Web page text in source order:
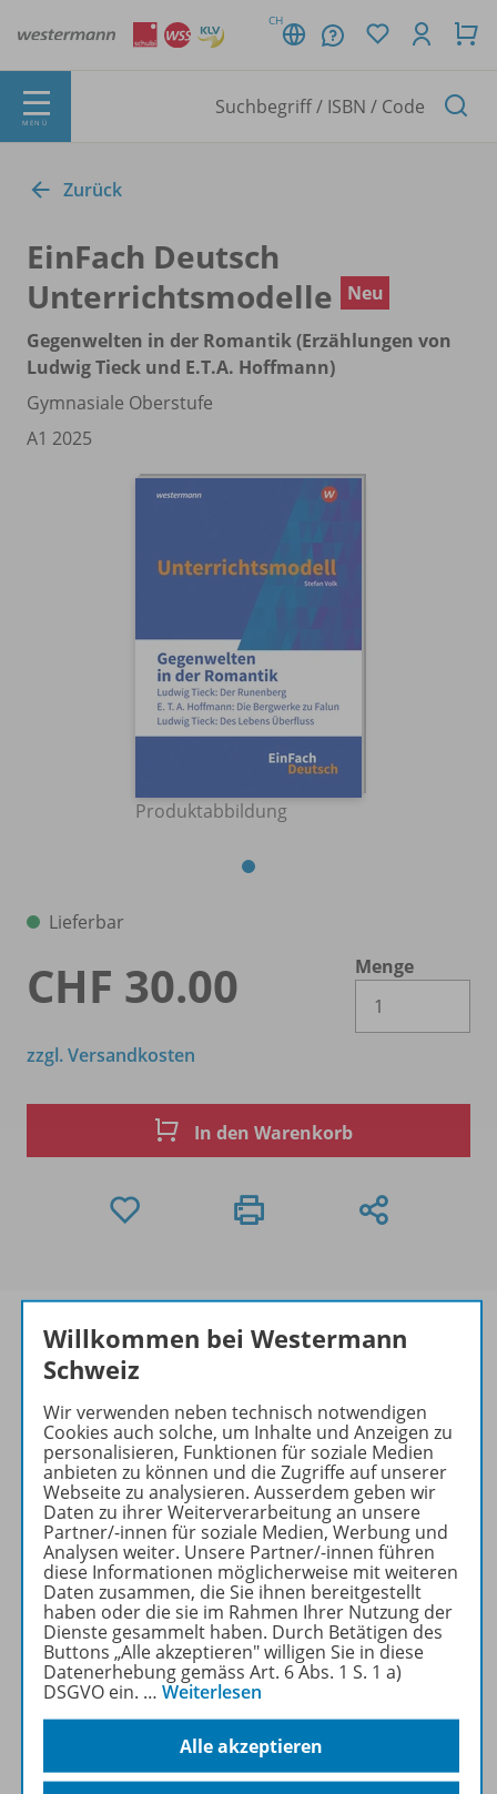
CH
MENÜ
Zurück
EinFach Deutsch
Unterrichtsmodelle
Neu
Gegenwelten in der Romantik (Erzählungen von
Ludwig Tieck und E.T.A. Hoffmann)
Gymnasiale Oberstufe
A1 2025
Produktabbildung
Lieferbar
CHF 30.00
Menge
zzgl. Versandkosten
In den Warenkorb
Beschreibung
Zugehörige Produkte
Inhaltsverzeichnis
Empfehlungen der Redaktion
Willkommen bei Westermann
Schweiz
Wir verwenden neben technisch notwendigen
Cookies auch solche, um Inhalte und Anzeigen zu
personalisieren, Funktionen für soziale Medien
anbieten zu können und die Zugriffe auf unserer
Webseite zu analysieren. Ausserdem geben wir
Daten zu ihrer Weiterverarbeitung an unsere
Partner/-innen für soziale Medien, Werbung und
Analysen weiter. Unsere Partner/-innen führen
diese Informationen möglicherweise mit weiteren
Daten zusammen, die Sie ihnen bereitgestellt
haben oder die sie im Rahmen Ihrer Nutzung der
Dienste gesammelt haben. Durch Betätigen des
Buttons „Alle akzeptieren" willigen Sie in diese
Datenerhebung gemäss Art. 6 Abs. 1 S. 1 a)
DSGVO ein. … Weiterlesen
Alle akzeptieren